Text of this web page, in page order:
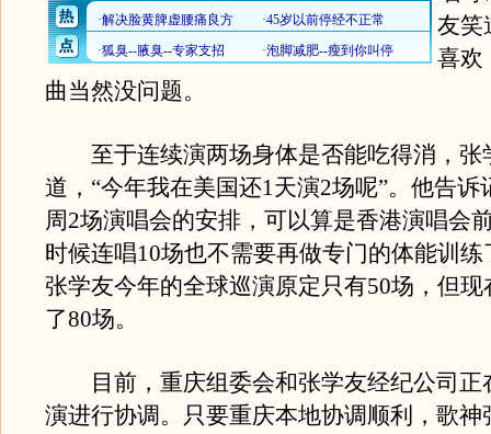
友笑
喜欢
曲当然没问题。
至于连续演两场身体是否能吃得消，张
道，“今年我在美国还1天演2场呢”。他告诉
周2场演唱会的安排，可以算是香港演唱会
时候连唱10场也不需要再做专门的体能训
张学友今年的全球巡演原定只有50场，但
了80场。
目前，重庆组委会和张学友经纪公司正
演进行协调。只要重庆本地协调顺利，歌神